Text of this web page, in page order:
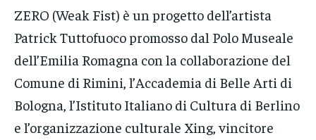
ZERO (Weak Fist) è un progetto dell’artista
Patrick Tuttofuoco promosso dal Polo Museale
dell’Emilia Romagna con la collaborazione del
Comune di Rimini, l’Accademia di Belle Arti di
Bologna, l’Istituto Italiano di Cultura di Berlino
e l’organizzazione culturale Xing, vincitore